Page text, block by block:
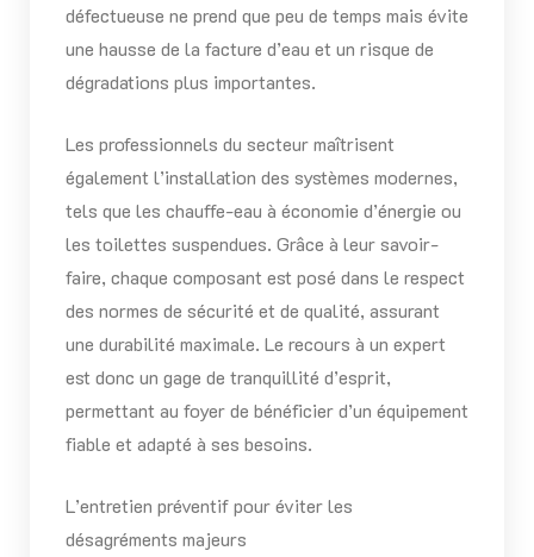
défectueuse ne prend que peu de temps mais évite
une hausse de la facture d’eau et un risque de
dégradations plus importantes.
Les professionnels du secteur maîtrisent
également l’installation des systèmes modernes,
tels que les chauffe-eau à économie d’énergie ou
les toilettes suspendues. Grâce à leur savoir-
faire, chaque composant est posé dans le respect
des normes de sécurité et de qualité, assurant
une durabilité maximale. Le recours à un expert
est donc un gage de tranquillité d’esprit,
permettant au foyer de bénéficier d’un équipement
fiable et adapté à ses besoins.
L’entretien préventif pour éviter les
désagréments majeurs